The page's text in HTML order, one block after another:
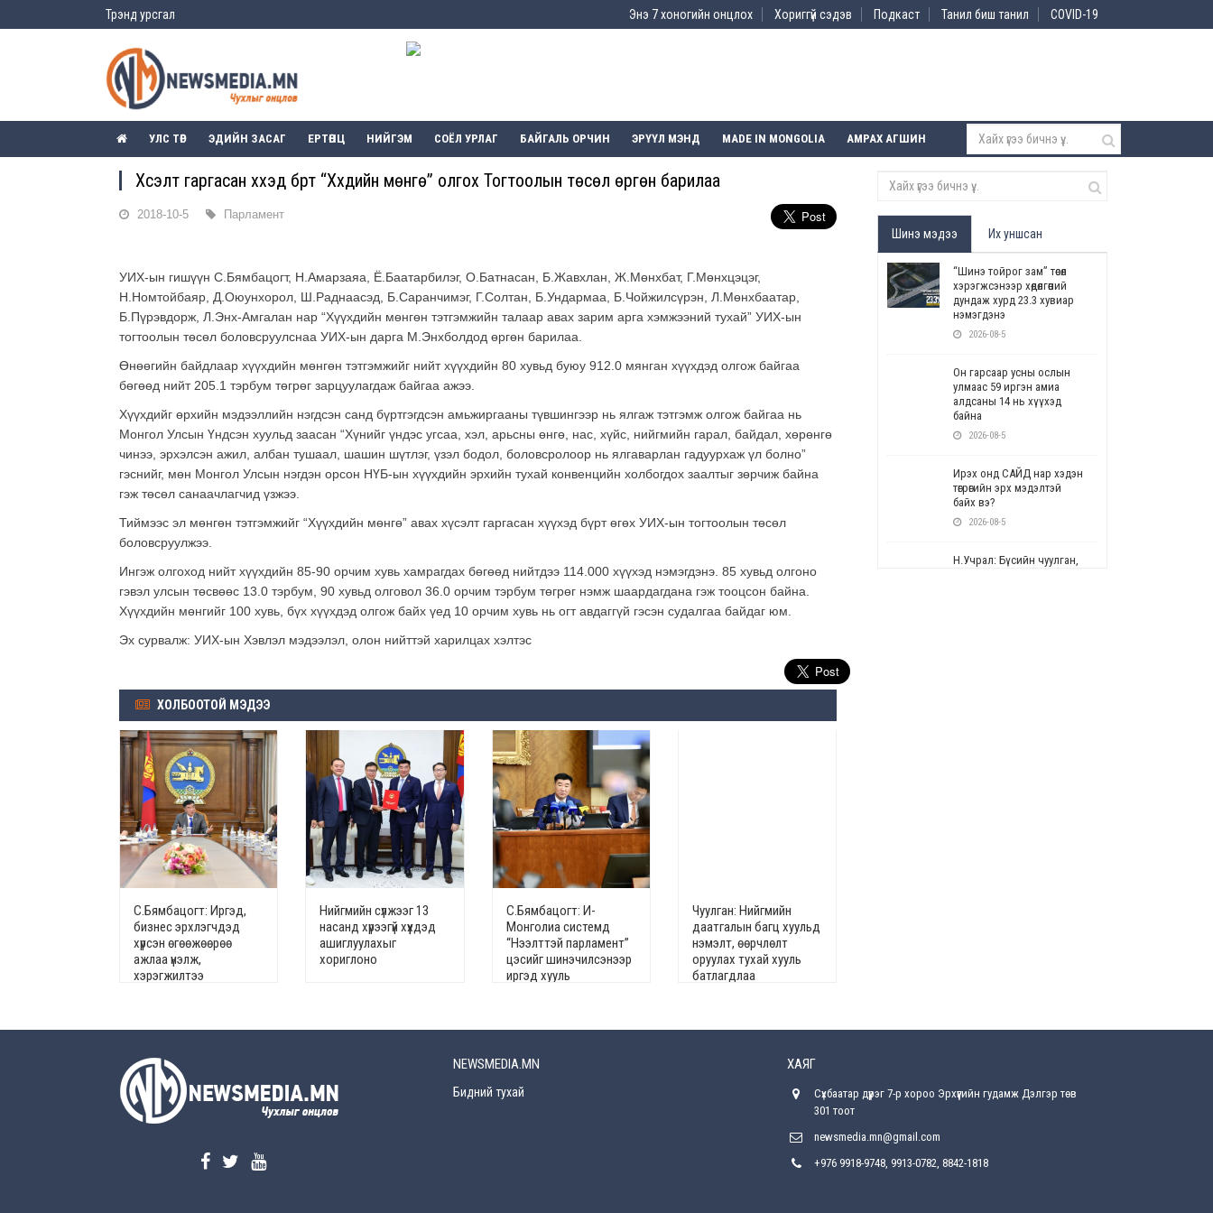
Трэнд урсгал Энэ 7 хоногийн онцлох Хориггүй сэдэв Подкаст Танил биш танил COVID-19
УЛС ТӨР ЭДИЙН ЗАСАГ ЕРТӨНЦ НИЙГЭМ СОЁЛ УРЛАГ БАЙГАЛЬ ОРЧИН ЭРҮҮЛ МЭНД MADE IN MONGOLIA АМРАХ АГШИН
Хүсэлт гаргасан хүүхэд бүрт “Хүүхдийн мөнгө” олгох Тогтоолын төсөл өргөн барилаа
2018-10-5 Парламент
УИХ-ын гишүүн С.Бямбацогт, Н.Амарзаяа, Ё.Баатарбилэг, О.Батнасан, Б.Жавхлан, Ж.Мөнхбат, Г.Мөнхцэцэг,
Н.Номтойбаяр, Д.Оюунхорол, Ш.Раднаасэд, Б.Саранчимэг, Г.Солтан, Б.Ундармаа, Б.Чойжилсүрэн, Л.Мөнхбаатар,
Б.Пүрэвдорж, Л.Энх-Амгалан нар “Хүүхдийн мөнгөн тэтгэмжийн талаар авах зарим арга хэмжээний тухай” УИХ-ын
тогтоолын төсөл боловсруулснаа УИХ-ын дарга М.Энхболдод өргөн барилаа.
Өнөөгийн байдлаар хүүхдийн мөнгөн тэтгэмжийг нийт хүүхдийн 80 хувьд буюу 912.0 мянган хүүхдэд олгож байгаа
бөгөөд нийт 205.1 тэрбум төгрөг зарцуулагдаж байгаа ажээ.
Хүүхдийг өрхийн мэдээллийн нэгдсэн санд бүртгэгдсэн амьжиргааны түвшингээр нь ялгаж тэтгэмж олгож байгаа нь
Монгол Улсын Үндсэн хуульд заасан “Хүнийг үндэс угсаа, хэл, арьсны өнгө, нас, хүйс, нийгмийн гарал, байдал, хөрөнгө
чинээ, эрхэлсэн ажил, албан тушаал, шашин шүтлэг, үзэл бодол, боловсролоор нь ялгаварлан гадуурхаж үл болно”
гэснийг, мөн Монгол Улсын нэгдэн орсон НҮБ-ын хүүхдийн эрхийн тухай конвенцийн холбогдох заалтыг зөрчиж байна
гэж төсөл санаачлагчид үзжээ.
Тиймээс эл мөнгөн тэтгэмжийг “Хүүхдийн мөнгө” авах хүсэлт гаргасан хүүхэд бүрт өгөх УИХ-ын тогтоолын төсөл
боловсруулжээ.
Ингэж олгоход нийт хүүхдийн 85-90 орчим хувь хамрагдах бөгөөд нийтдээ 114.000 хүүхэд нэмэгдэнэ. 85 хувьд олгоно
гэвэл улсын төсвөөс 13.0 тэрбум, 90 хувьд олговол 36.0 орчим тэрбум төгрөг нэмж шаардагдана гэж тооцсон байна.
Хүүхдийн мөнгийг 100 хувь, бүх хүүхдэд олгож байх үед 10 орчим хувь нь огт авдаггүй гэсэн судалгаа байдаг юм.
Эх сурвалж: УИХ-ын Хэвлэл мэдээлэл, олон нийттэй харилцах хэлтэс
ХОЛБООТОЙ МЭДЭЭ
С.Бямбацогт: Иргэд,
бизнес эрхлэгчдэд
хүрсэн өгөөжөөрөө
ажлаа үнэлж,
хэрэгжилтээ
Нийгмийн сүлжээг 13
насанд хүрээгүй хүүхдэд
ашиглуулахыг
хориглоно
С.Бямбацогт: И-
Монголиа системд
“Нээлттэй парламент”
цэсийг шинэчилсэнээр
иргэд хууль
Чуулган: Нийгмийн
даатгалын багц хуульд
нэмэлт, өөрчлөлт
оруулах тухай хууль
батлагдлаа
Шинэ мэдээ Их уншсан
“Шинэ тойрог зам” төсөл
хэрэгжсэнээр хөдөлгөөний
дундаж хурд 23.3 хувиар
нэмэгдэнэ
2026-08-5
Он гарсаар усны ослын
улмаас 59 иргэн амиа
алдсаны 14 нь хүүхэд
байна
2026-08-5
Ирэх онд САЙД нар хэдэн
төгрөгийн эрх мэдэлтэй
байх вэ?
2026-08-5
Н.Учрал: Бүсийн чуулган,
хэрэгжилтээ тайлагнадаг
Улсын онцгой комисс
2026-07-30
NEWSMEDIA.MN
Бидний тухай
ХАЯГ
Сүхбаатар дүүрэг 7-р хороо Эрхүүгийн гудамж Дэлгэр төв
301 тоот
newsmedia.mn@gmail.com
+976 9918-9748, 9913-0782, 8842-1818